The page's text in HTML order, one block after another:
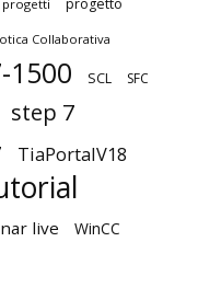
progetti
Collaborativa
1500 SCL SFC
step 7
TiaPortalV18
live WinCC